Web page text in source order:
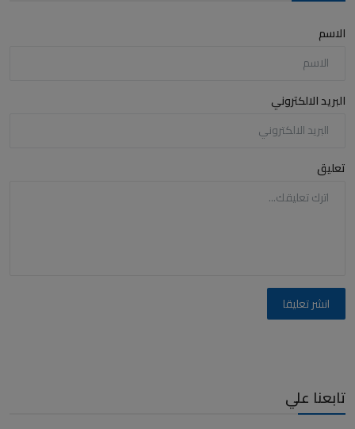
الاسم
البريد الالكتروني
تعليق
انشر تعليقا
تابعنا علي